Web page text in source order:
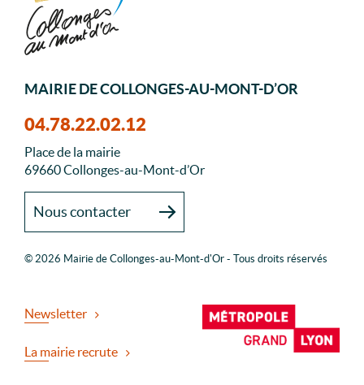
MAIRIE DE COLLONGES-AU-MONT-D’OR
04.78.22.02.12
Place de la mairie
69660 Collonges-au-Mont-d’Or
Nous contacter
© 2026 Mairie de Collonges-au-Mont-d'Or - Tous droits réservés
Newsletter
La mairie recrute